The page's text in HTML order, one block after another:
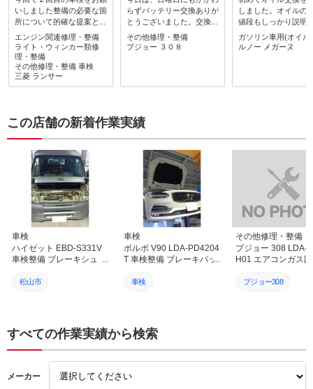
いしました整備の必要な箇
所について的確な提案と整
備・修理作業をしてくださ
りこちらのニーズに応じた
対応をしてくださいました
ありがとうございましたま
た車検後に急な整備作業依
頼にも迅速 丁寧に対応し
ー7 FDの再登録に向けて
ご迷惑をおかけしているこ
とと思うのですが気長に合
わせて対応してくださり本
当にありがたく感謝してま
す旧車や海外製の難易度の
高い整備作業にも車のオー
ナーさん側の想いを汲んで
高い技術と人脈 会社間の
繋がりをもって丁寧に対応
されて様子が相談してる時
員さんや工場の様子から感
感じてます 信頼 安心し
お願いします
エンジン関連修理・整備
ライト・ウィンカー類修
理・整備
その他修理・整備 車検
三菱 ランサー
らずバッテリー交換ありが
とうございました。交換場
所が奥に入り込んだ所にあ
り、尚且つ、色々と部品を
いします。
その他修理・整備
プジョー ３０８
しました。オイルの
値段もしっかり説明
いて非常にわかりや
得してお願いできま
ガソリン車用(オイル
ルノー メガーヌ
この店舗の新着作業実績
車検
ハイゼット EBD-S331V
車検整備 ブレーキシュ
愛媛 松山 伊予 西条 新居
松山市
カーオーナーズ
車検
ボルボ V90 LDA-PD4204
T 車検整備 ブレーキパッ
媛 松山 伊予 西条 新居浜
車検
松山市
ボルボ
その他修理・整備
プジョー 308 LDA-
H01 エアコンガス
ブルー補充！快適
プジョー308
すべての作業実績から検索
メーカー